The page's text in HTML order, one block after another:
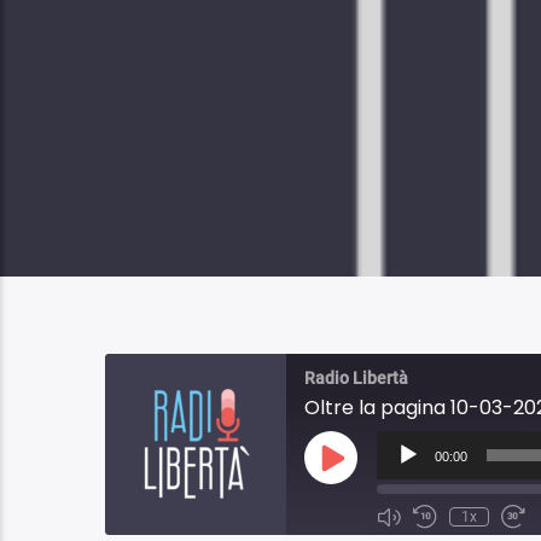
Radio Libertà
Oltre la pagina 10-03-
Play
Episode
Audio
Player
00:00
1x